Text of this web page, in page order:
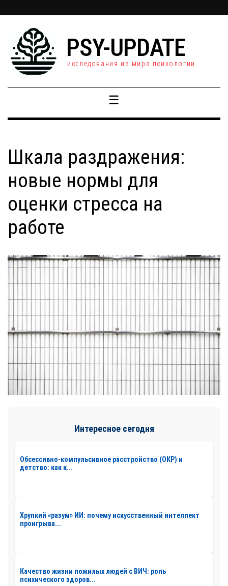
PSY-UPDATE
исследования из мира психологии
☰
Шкала раздражения:
новые нормы для
оценки стресса на
работе
Интересное сегодня
Обсессивно-компульсивное расстройство (ОКР) и
детство: как к...
...
Хрупкий «разум» ИИ: почему искусственный интеллект
проигрыва...
...
Качество жизни пожилых людей с ВИЧ: роль
психического здоров...